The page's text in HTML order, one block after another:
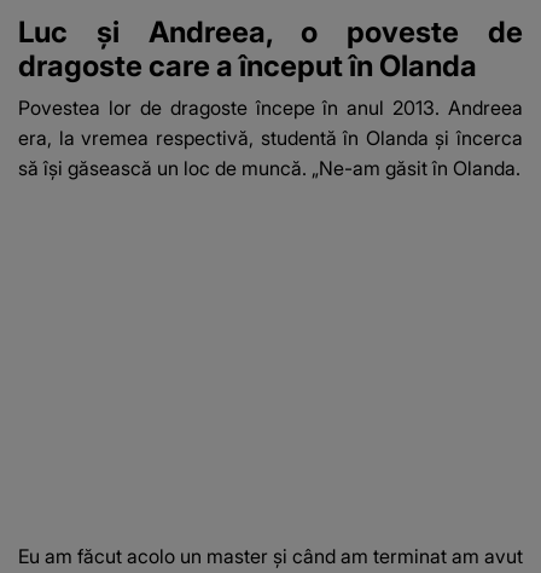
Luc și Andreea, o poveste de
dragoste care a început în Olanda
Povestea lor de dragoste începe în anul 2013. Andreea
era, la vremea respectivă, studentă în Olanda și încerca
să își găsească un loc de muncă. „Ne-am găsit în Olanda.
Eu am făcut acolo un master și când am terminat am avut